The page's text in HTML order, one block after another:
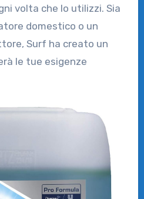
volta che lo utilizzi. Sia
domestico o un
Surf ha creato un
le tue esigenze